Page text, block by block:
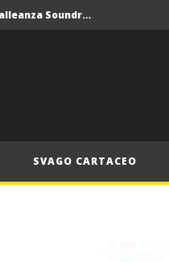
Crolla il monopolio Siae con alleanza Soundreef – LEA
Crolla il monopolio Siae con alleanza Soundreef – LEA
SVAGO CARTACEO